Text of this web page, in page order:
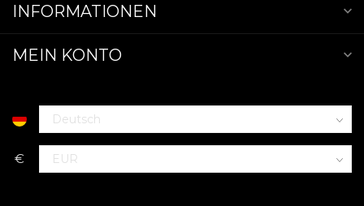
INFORMATIONEN
MEIN KONTO
€